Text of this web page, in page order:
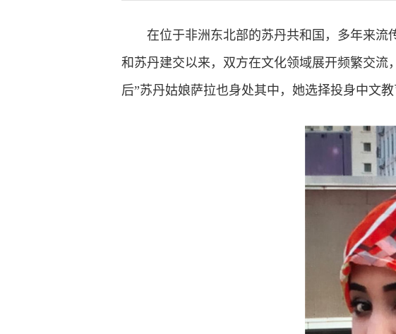
在位于非洲东北部的苏丹共和国，多年来流
和苏丹建交以来，双方在文化领域展开频繁交流
后”苏丹姑娘萨拉也身处其中，她选择投身中文